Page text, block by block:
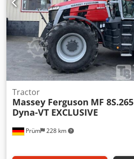
Prüm 228 km
Tractor
Massey Ferguson MF 8S.265
Dyna-VT EXCLUSIVE